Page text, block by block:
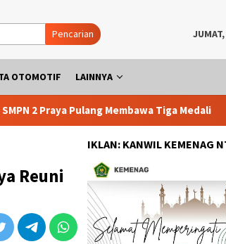
Pencarian
OTOMOTIF LAINNYA
Membawa Tiga Medali Zaki
Reuni
IKLAN: KANWIL KEMENAG